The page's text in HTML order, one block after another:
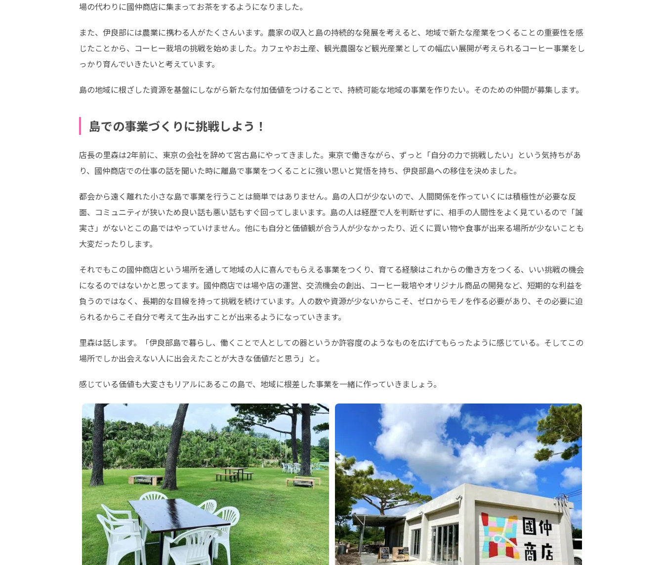
場の代わりに國仲商店に集まってお茶をするようになりました。
また、伊良部には農業に携わる人がたくさんいます。農家の収入と島の持続的な発展を考えると、地域で新たな産業をつくることの重要性を感
じたことから、コーヒー栽培の挑戦を始めました。カフェやお土産、観光農園など観光産業としての幅広い展開が考えられるコーヒー事業をし
っかり育んでいきたいと考えています。
島の地域に根ざした資源を基盤にしながら新たな付加価値をつけることで、持続可能な地域の事業を作りたい。そのための仲間が募集します。
島での事業づくりに挑戦しよう！
店長の里森は2年前に、東京の会社を辞めて宮古島にやってきました。東京で働きながら、ずっと「自分の力で挑戦したい」という気持ちがあ
り、國仲商店での仕事の話を聞いた時に離島で事業をつくることに強い思いと覚悟を持ち、伊良部島への移住を決めました。
都会から遠く離れた小さな島で事業を行うことは簡単ではありません。島の人口が少ないので、人間関係を作っていくには積極性が必要な反
面、コミュニティが狭いため良い話も悪い話もすぐ回ってしまいます。島の人は経歴で人を判断せずに、相手の人間性をよく見ているので「誠
実さ」がないとこの島ではやっていけません。他にも自分と価値観が合う人が少なかったり、近くに買い物や食事が出来る場所が少ないことも
大変だったりします。
それでもこの國仲商店という場所を通して地域の人に喜んでもらえる事業をつくり、育てる経験はこれからの働き方をつくる、いい挑戦の機会
になるのではないかと思ってます。國仲商店では場や店の運営、交流機会の創出、コーヒー栽培やオリジナル商品の開発など、短期的な利益を
負うのではなく、長期的な目線を持って挑戦を続けています。人の数や資源が少ないからこそ、ゼロからモノを作る必要があり、その必要に迫
られるからこそ自分で考えて生み出すことが出来るようになっていきます。
里森は話します。「伊良部島で暮らし、働くことで人としての器というか許容度のようなものを広げてもらったように感じている。そしてこの
場所でしか出会えない人に出会えたことが大きな価値だと思う」と。
感じている価値も大変さもリアルにあるこの島で、地域に根差した事業を一緒に作っていきましょう。